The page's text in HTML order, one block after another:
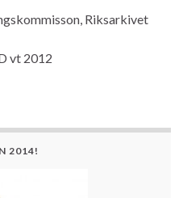
Riksarkivet
vt 2012
2014!